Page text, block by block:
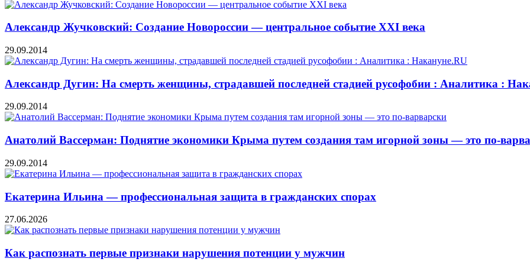
Александр Жучковский: Создание Новороссии — центральное событие XXI века
29.09.2014
Александр Дугин: На смерть женщины, страдавшей последней стадией русофобии : Аналитика :
29.09.2014
Анатолий Вассерман: Поднятие экономики Крыма путем создания там игорной зоны — это по-
29.09.2014
Екатерина Ильина — профессиональная защита в гражданских спорах
27.06.2026
Как распознать первые признаки нарушения потенции у мужчин